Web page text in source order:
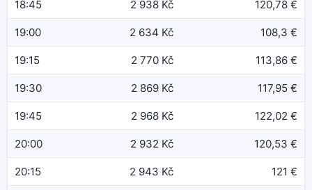
18:45 2 938 Kč 120,78 €
19:00 2 634 Kč 108,3 €
19:15 2 770 Kč 113,86 €
19:30 2 869 Kč 117,95 €
19:45 2 968 Kč 122,02 €
20:00 2 932 Kč 120,53 €
20:15 2 943 Kč 121 €